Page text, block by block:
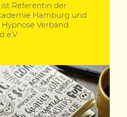
Referentin der
Hamburg und
Verband
e.V.